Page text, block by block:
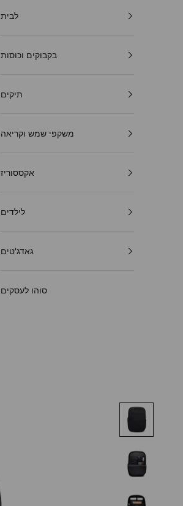
לבית
בקבוקים וכוסות
תיקים
משקפי שמש וקריאה
אקססוריז
לילדים
גאדג'טים
סוהו לעסקים